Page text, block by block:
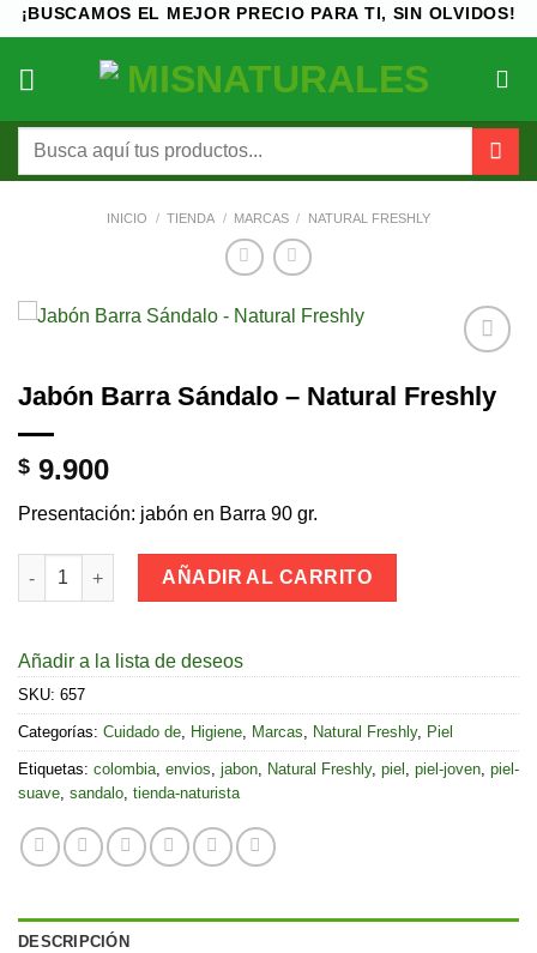
Saltar
al
contenido
¡BUSCAMOS EL MEJOR PRECIO PARA TI, SIN OLVIDOS!
Buscar
INICIO / TIENDA / MARCAS / NATURAL FRESHLY
a la
Jabón Barra Sándalo – Natural Freshly
$ 9.900
Presentación: jabón en Barra 90 gr.
Jabón Barra Sándalo - Natural Freshly cantidad
AÑADIR AL CARRITO
Añadir a la lista de deseos
SKU: 657
Categorías: Cuidado de, Higiene, Marcas, Natural Freshly, Piel
Etiquetas: colombia, envios, jabon, Natural Freshly, piel , piel-joven, piel-
suave, sandalo, tienda-naturista
DESCRIPCIÓN